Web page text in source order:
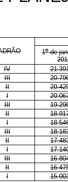
1ode
IV
III
II
I
III
II
I
III
II
I
III
II
I